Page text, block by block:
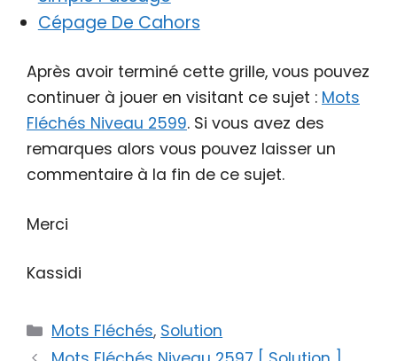
Cépage De Cahors
Après avoir terminé cette grille, vous pouvez
continuer à jouer en visitant ce sujet : Mots
Fléchés Niveau 2599. Si vous avez des
remarques alors vous pouvez laisser un
commentaire à la fin de ce sujet.
Merci
Kassidi
Catégories
Mots Fléchés, Solution